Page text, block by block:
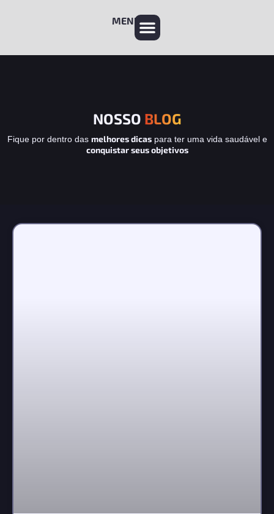
MENU
NOSSO BLOG
Fique por dentro das melhores dicaspara ter uma vida saudável e
conquistar seus objetivos